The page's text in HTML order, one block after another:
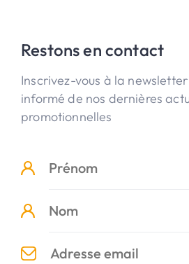
Restons en contact
Inscrivez-vous à la
informé de nos dernières
promotionnelles